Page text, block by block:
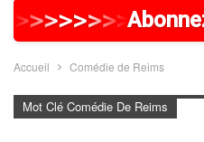
>>>>>>>>>>>>
Accueil Comédie de Reims
Mot Clé Comédie De Reims